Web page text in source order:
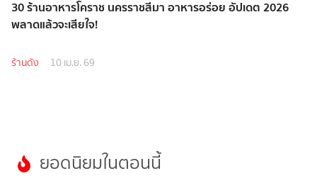
30 ร้านอาหารโคราช นครราชสีมา อาหารอร่อย อัปเดต 2026
พลาดแล้วจะเสียใจ!
ร้านดัง 10 เม.ย. 69
ยอดนิยมในตอนนี้